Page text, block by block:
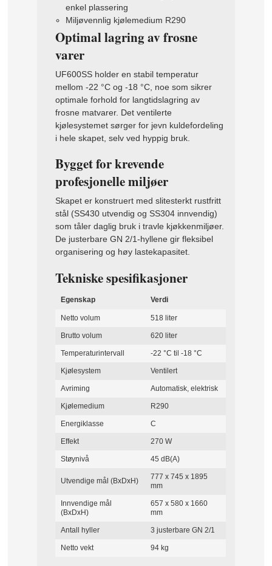
enkel plassering
Miljøvennlig kjølemedium R290
Optimal lagring av frosne
varer
UF600SS holder en stabil temperatur
mellom -22 °C og -18 °C, noe som sikrer
optimale forhold for langtidslagring av
frosne matvarer. Det ventilerte
kjølesystemet sørger for jevn kuldefordeling
i hele skapet, selv ved hyppig bruk.
Bygget for krevende
profesjonelle miljøer
Skapet er konstruert med slitesterkt rustfritt
stål (SS430 utvendig og SS304 innvendig)
som tåler daglig bruk i travle kjøkkenmiljøer.
De justerbare GN 2/1-hyllene gir fleksibel
organisering og høy lastekapasitet.
Tekniske spesifikasjoner
Egenskap Verdi
Netto volum 518 liter
Brutto volum 620 liter
Temperaturintervall -22 °C til -18 °C
Kjølesystem Ventilert
Avriming Automatisk, elektrisk
Kjølemedium R290
Energiklasse C
Effekt 270 W
Støynivå 45 dB(A)
Utvendige mål (BxDxH)
777 x 745 x 1895
mm
Innvendige mål
(BxDxH)
657 x 580 x 1660
mm
Antall hyller 3 justerbare GN 2/1
Netto vekt 94 kg